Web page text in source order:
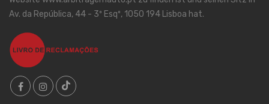
Av. da República, 44 - 3º Esqº, 1050 194 Lisboa hat.